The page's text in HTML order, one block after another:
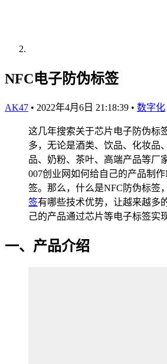
NFC电子防伪标签
AK47 • 2022年4月6日 21:18:39 • 数字化
这几年搜索关于芯片电子防伪标
多，无论是酒类、饮品、化妆品
品、奶粉、茶叶、高端产品等厂
007创业网如何给自己的产品制
签。那么，什么是NFC防伪标签，
签有哪些技术优势，让越来越多
己的产品通过芯片等电子标签实
一、产品介绍